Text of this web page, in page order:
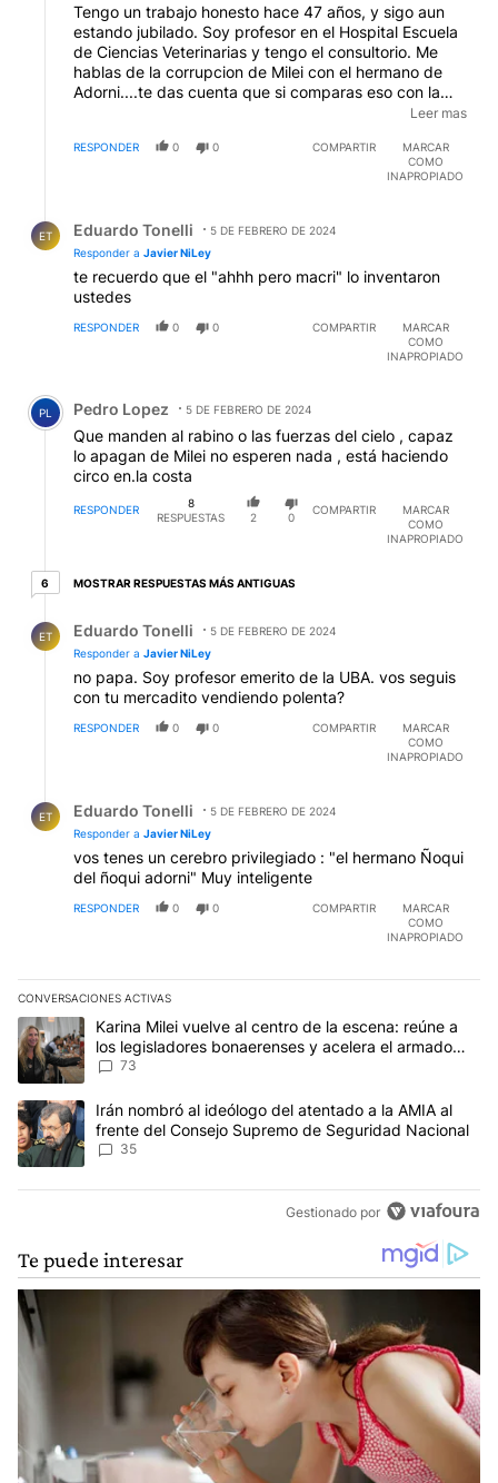
Tengo un trabajo honesto hace 47 años, y sigo aun
estando jubilado. Soy profesor en el Hospital Escuela
de Ciencias Veterinarias y tengo el consultorio. Me
hablas de la corrupcion de Milei con el hermano de
Adorni....te das cuenta que si comparas eso con la
ENORMIDAD que hubo en el kirchnerismo es nada?
irchnerista de la Rioja? 30¡¡¡ hasta familiares de la ex
mujer. Entonces, si haces una observacion, atenete a
Leer mas
RESPONDER 0 0 COMPARTIR
MARCAR
COMO
INAPROPIADO
ET Eduardo Tonelli
5 DE FEBRERO DE 2024
Responder a Javier NiLey
te recuerdo que el "ahhh pero macri" lo inventaron
ustedes
RESPONDER 0 0 COMPARTIR
MARCAR
COMO
INAPROPIADO
Comentario de Pedro Lopez.
PL Pedro Lopez 5 DE FEBRERO DE 2024
Que manden al rabino o las fuerzas del cielo , capaz
lo apagan de Milei no esperen nada , está haciendo
circo en.la costa
RESPONDER
8
RESPUESTAS
2 0
COMPARTIR
MARCAR
COMO
INAPROPIADO
66 respuestas más antiguas
MOSTRAR RESPUESTAS MÁS ANTIGUAS
ET Eduardo Tonelli
5 DE FEBRERO DE 2024
Responder a Javier NiLey
no papa. Soy profesor emerito de la UBA. vos seguis
con tu mercadito vendiendo polenta?
RESPONDER 0 0 COMPARTIR
MARCAR
COMO
INAPROPIADO
ET Eduardo Tonelli
5 DE FEBRERO DE 2024
Responder a Javier NiLey
vos tenes un cerebro privilegiado : "el hermano Ñoqui
del ñoqui adorni" Muy inteligente
RESPONDER 0 0 COMPARTIR
MARCAR
COMO
INAPROPIADO
CONVERSACIONES ACTIVAS
Este listado muestra los artículos con más comentarios en los
Un artículo de tendencia con el título "Karina Milei vuelve al
Karina Milei vuelve al centro de la escena: reúne a
los legisladores bonaerenses y acelera el armado
para 2027
73
Un artículo de tendencia con el título "Irán nombró al ideólogo
Irán nombró al ideólogo del atentado a la AMIA al
frente del Consejo Supremo de Seguridad Nacional
35
Gestionado por